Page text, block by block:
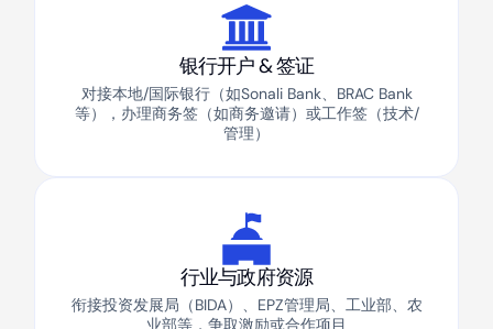
银行开户 & 签证
对接本地/国际银行（如Sonali Bank、BRAC Bank
等），办理商务签（如商务邀请）或工作签（技术/
管理）
行业与政府资源
衔接投资发展局（BIDA）、EPZ管理局、工业部、农
业部等，争取激励或合作项目